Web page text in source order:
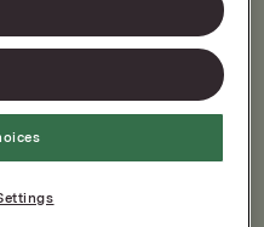
ripssyltetøy
Hjemmelaget 400g